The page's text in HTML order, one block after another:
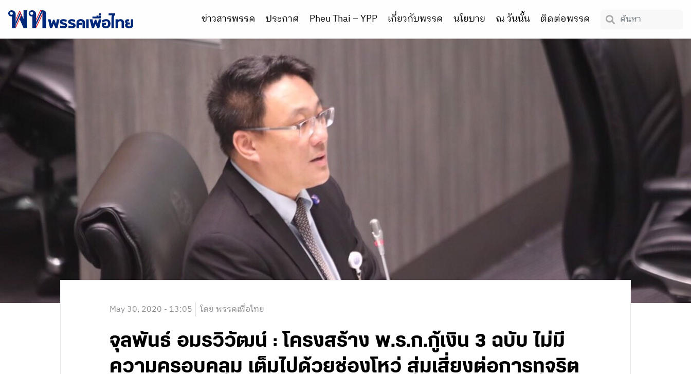
ข่าวสารพรรค ประกาศ Pheu Thai – YPP เกี่ยวกับพรรค นโยบาย ณ วันนั้น ติดต่อพรรค
May 30, 2020 - 13:05 โดย พรรคเพื่อไทย
จุลพันธ์ อมรวิวัฒน์ : โครงสร้าง พ.ร.ก.กู้เงิน 3 ฉบับ ไม่มี
ความครอบคลุม เต็มไปด้วยช่องโหว่ สุ่มเสี่ยงต่อการทุจริต